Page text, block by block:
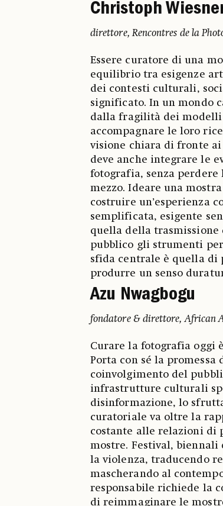
Christoph
direttore, Rencontres de la
Essere curatore di una
equilibrio tra esigenze
dei contesti culturali,
significato. In un mondo
dalla fragilità dei
accompagnare le loro
visione chiara di fronte
deve anche integrare le
fotografia, senza
mezzo. Ideare una
costruire un’esperienza
semplificata, esigente
quella della
pubblico gli strumenti
sfida centrale è quella di
produrre un senso
Azu Nwagbogu
fondatore & direttore, African
Curare la fotografia oggi
Porta con sé la promessa
coinvolgimento del
infrastrutture culturali
disinformazione, lo
curatoriale va oltre la
costante alle relazioni di
mostre. Festival,
la violenza, traducendo
mascherando al
responsabile richiede la
di reimmaginare le